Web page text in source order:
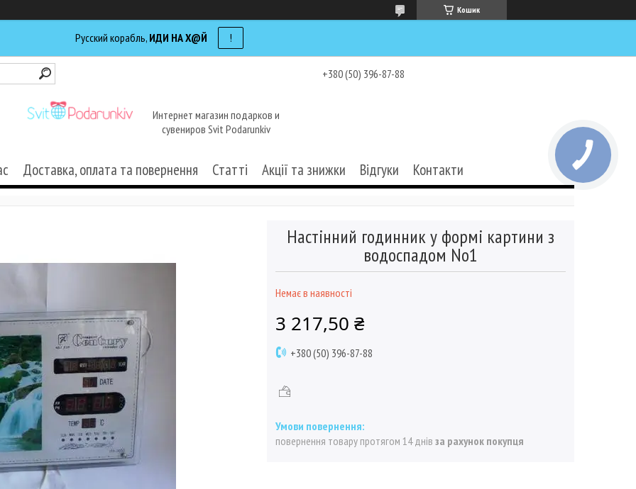
Кошик
Русский корабль, ИДИ НА Х@Й !
+380 (50) 396-87-88
Интернет магазин подарков и
сувениров Svit Podarunkiv
Доставка, оплата та повернення Статті Акції та знижки Відгуки Контакти
Настінний годинник у формі картини з
водоспадом No1
Немає в наявності
3 217,50 ₴
+380 (50) 396-87-88
повернення товару протягом 14 днів за рахунок покупця